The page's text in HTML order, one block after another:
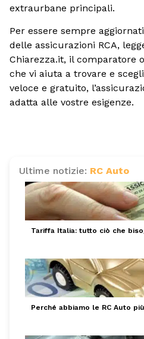
extraurbane principali.
Per essere sempre
delle assicurazioni RCA,
Chiarezza.it, il comparatore
che vi aiuta a trovare e
veloce e gratuito,
adatta alle vostre esigenze.
Ultime notizie: RC Auto
Tariffa Italia: tutto ciò che
Perché abbiamo le RC Auto